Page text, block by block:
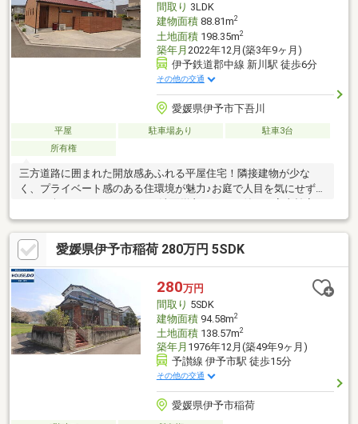
間取り 3LDK
建物面積88.81m2
土地面積198.35m2
築年月 2022年12月(築3年9ヶ月)
伊予鉄道郡中線 新川駅 徒歩6分
その他の交通
愛媛県伊予市下吾川
平屋 駐車場あり
駐車3台
所有権
三方道路に囲まれた開放感あふれる平屋住宅！隣接建物が少な
く、プライベート感のある住環境が魅力♪お庭で人目を気にせず
ップ◎駐車3台分確保！
愛媛県伊予市稲荷 280万円 5SDK
280万円
間取り 5SDK
建物面積94.58m2
土地面積138.57m2
築年月 1976年12月(築49年9ヶ月)
予讃線 伊予市駅 徒歩15分
その他の交通
愛媛県伊予市稲荷